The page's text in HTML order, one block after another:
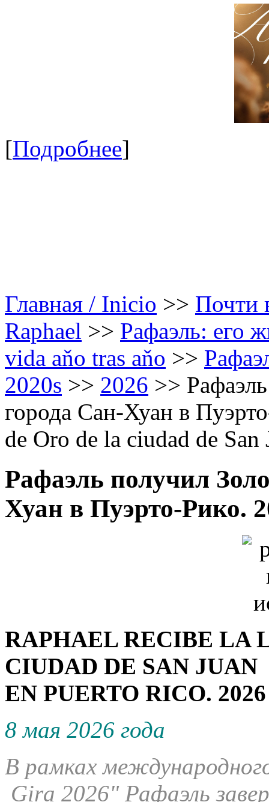
[Подробнее]
Главная / Inicio >> Почти
Raphael >> Рафаэль: его
vida aňo tras aňo >>
2020s >> 2026 >>
города Сан-Хуан в
de Oro de la ciudad de
Рафаэль получил
Хуан в Пуэрто-Рико.
RAPHAEL RECIBE LA
CIUDAD DE SAN JUAN
EN PUERTO RICO. 2026
8 мая 2026 года
В рамках
Gira 2026" Рафаэль